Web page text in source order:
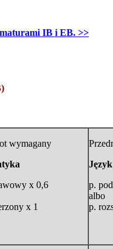
IB i EB. >>
wymagany
x 0,6
x 1
p.
albo
p.